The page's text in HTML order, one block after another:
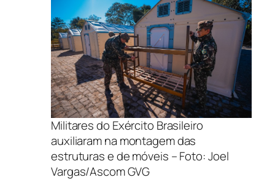
Militares do Exército Brasileiro
auxiliaram na montagem das
estruturas e de móveis – Foto: Joel
Vargas/Ascom GVG